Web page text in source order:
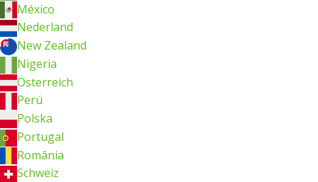
México
Nederland
New Zealand
Nigeria
Österreich
Perú
Polska
Portugal
România
Schweiz